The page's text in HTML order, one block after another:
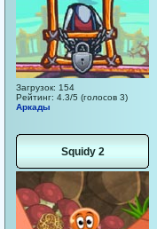
Загрузок: 154
Рейтинг: 4.3/5 (голосов 3)
Аркады
Squidy 2